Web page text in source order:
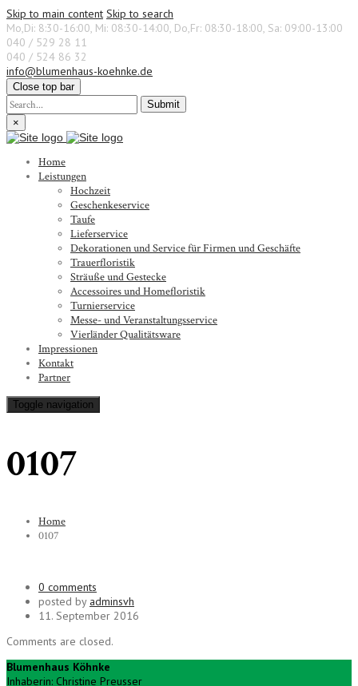
Skip to main content Skip to search
Mo,Di: 8:30-16:00, Mi: 08:30-14:00, Do,Fr: 08:30-18:00, Sa: 09:00-13:00
040 / 529 28 11
040 / 524 86 32
info@blumenhaus-koehnke.de
Close top bar
Submit
×
Home
Leistungen
Hochzeit
Geschenkeservice
Taufe
Lieferservice
Dekorationen und Service für Firmen und Geschäfte
Trauerfloristik
Sträuße und Gestecke
Accessoires und Homefloristik
Turnierservice
Messe- und Veranstaltungsservice
Vierländer Qualitätsware
Impressionen
Kontakt
Partner
Toggle navigation
0107
Home
0107
0 comments
posted by adminsvh
11. September 2016
Comments are closed.
Blumenhaus Köhnke
Inhaberin: Christine Preusser